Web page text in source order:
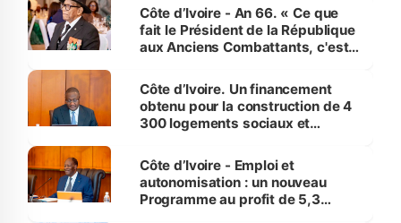
Côte d’Ivoire - An 66. « Ce que
fait le Président de la République
aux Anciens Combattants, c'est
Côte d’Ivoire. Un financement
obtenu pour la construction de 4
300 logements sociaux et
et Yamoussoukro
Côte d’Ivoire - Emploi et
autonomisation : un nouveau
Programme au profit de 5,3